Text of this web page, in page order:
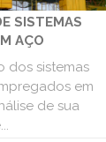
SISTEMAS
AÇO
dos sistemas
em
de sua